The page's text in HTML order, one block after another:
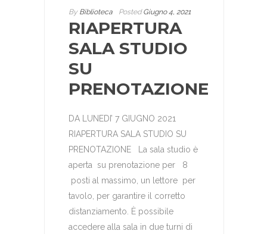
ByBiblioteca PostedGiugno 4, 2021
RIAPERTURA
SALA STUDIO
SU
PRENOTAZIONE
DA LUNEDI’ 7 GIUGNO 2021
RIAPERTURA SALA STUDIO SU
PRENOTAZIONE La sala studio è
aperta su prenotazione per 8
posti al massimo, un lettore per
tavolo, per garantire il corretto
distanziamento. È possibile
accedere alla sala in due turni di